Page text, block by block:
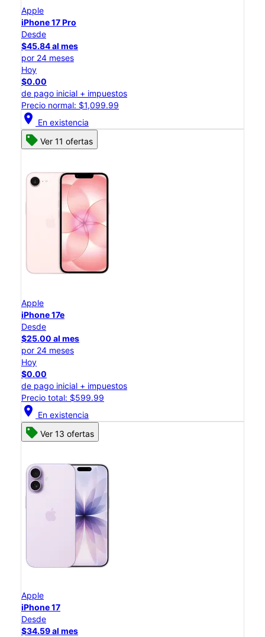
Apple
iPhone 17 Pro
Desde
$45.84 al mes
por 24 meses
Hoy
$0.00
de pago inicial + impuestos
Precio normal: $1,099.99
location_on En existencia
Ver 11 ofertas
Apple
iPhone 17e
Desde
$25.00 al mes
por 24 meses
Hoy
$0.00
de pago inicial + impuestos
Precio total: $599.99
location_on En existencia
Ver 13 ofertas
Apple
iPhone 17
Desde
$34.59 al mes